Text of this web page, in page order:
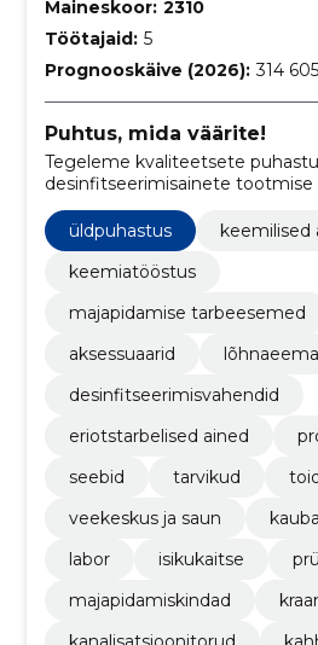
Maineskoor: 2310
Töötajaid: 5
Prognooskäive (2026): 314
Puhtus, mida väärite!
Tegeleme kvaliteetsete
desinfitseerimisainete
professionaalseks kui ka
üldpuhastus
keemilised
keemiatööstus
majapidamise tarbeesemed
aksessuaarid
desinfitseerimisvahendid
eriotstarbelised ained
seebid
tarvikud
veekeskus ja saun
labor
isikukaitse
majapidamiskindad